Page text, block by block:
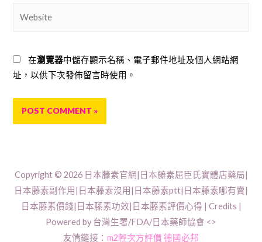
在瀏覽器中儲存顯示名稱、電子郵件地址及個人網站網
址，以供下次發佈留言時使用。
Copyright © 2026 日本藤素官網|日本藤素屈臣氏實體店藥局|
日本藤素副作用|日本藤素沒用|日本藤素ptt|日本藤素哪有賣|
日本藤素價錢|日本藤素功效|日本藤素評價心得 | Credits |
Powered by 台灣生署/FDA/日本藥師協會 <>
友情鏈接： m2輕次方評價 德國必邦